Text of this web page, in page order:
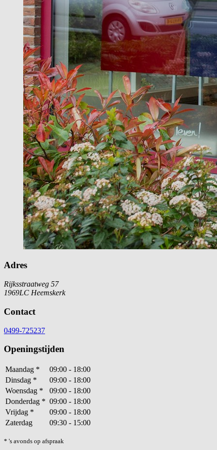
Adres
Rijksstraatweg 57
1969LC Heemskerk
Contact
0499-725237
Openingstijden
Maandag *
09:00 - 18:00
Dinsdag *
09:00 - 18:00
Woensdag *
09:00 - 18:00
Donderdag * 09:00 - 18:00
Vrijdag *
09:00 - 18:00
Zaterdag
09:30 - 15:00
* 's avonds op afspraak